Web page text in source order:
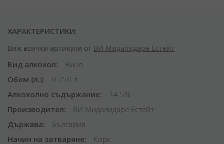
ХАРАКТЕРИСТИКИ:
Виж всички артикули от ВИ Мидалидаре Естейт
Вид алкохол
Вино
Обем (л.)
0.750 л.
Алкохолно съдържание
14.5%
Производител
ВИ Мидалидаре Естейт
Държава
България
Начин на затваряне
Корк